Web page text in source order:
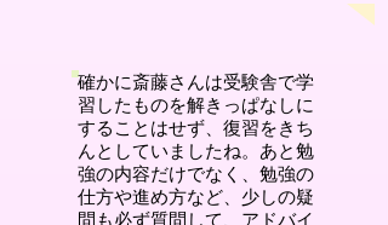
確かに斎藤さんは受験舎で学
習したものを解きっぱなしに
することはせず、復習をきち
んとしていましたね。あと勉
強の内容だけでなく、勉強の
仕方や進め方など、少しの疑
問も必ず質問して、アドバイ